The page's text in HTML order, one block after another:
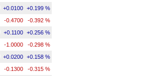
+0.0100 +0.199 %
-0.4700 -0.392 %
+0.1100 +0.256 %
-1.0000 -0.298 %
+0.0200 +0.158 %
-0.1300 -0.315 %